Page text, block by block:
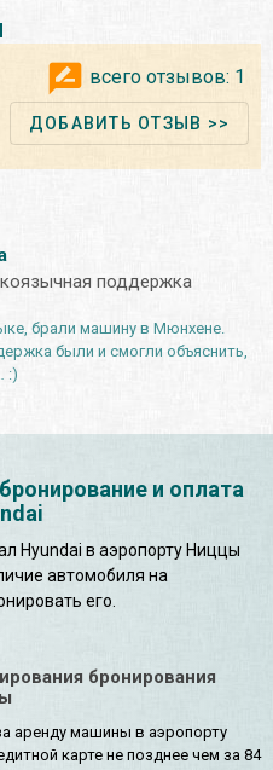
и оплата
Hyundai в аэропорту Ниццы
автомобиля на
его.
бронирования
аренду машины в аэропорту
карте не позднее чем за 84
всего отзывов: 1
ДОБАВИТЬ ОТЗЫВ >>
поддержка
брали машину в Мюнхене.
были и смогли объяснить,
:)